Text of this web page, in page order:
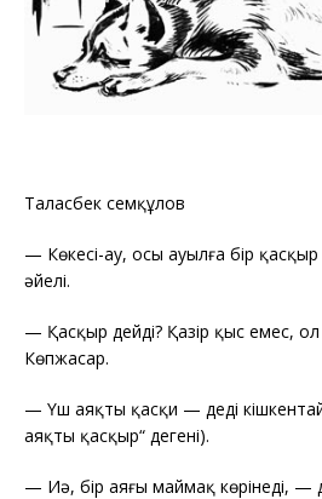
Таласбек Әсемқұлов
— Көкесі-ау, осы ауылға бір
әйелі.
— Қасқыр дейді? Қазір қыс емес,
Көпжасар.
— Үш аяқты қасқи — деді
аяқты қасқыр“ дегені).
— Иә, бір аяғы маймақ көрінеді, —